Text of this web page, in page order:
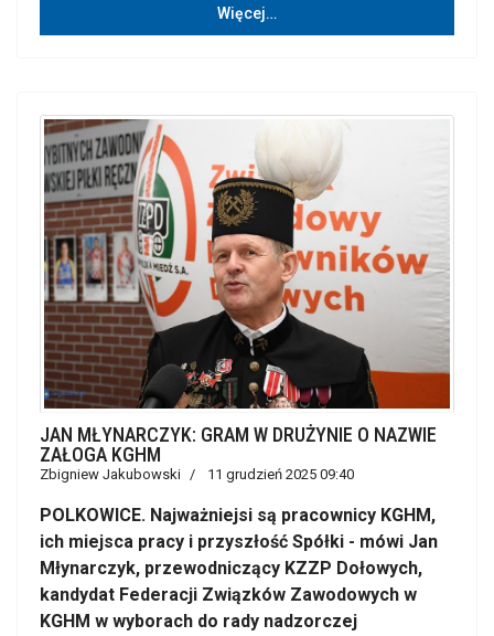
Więcej…
JAN MŁYNARCZYK: GRAM W DRUŻYNIE O NAZWIE
ZAŁOGA KGHM
Zbigniew Jakubowski 11 grudzień 2025 09:40
POLKOWICE. Najważniejsi są pracownicy KGHM,
ich miejsca pracy i przyszłość Spółki - mówi Jan
Młynarczyk, przewodniczący KZZP Dołowych,
kandydat Federacji Związków Zawodowych w
KGHM w wyborach do rady nadzorczej